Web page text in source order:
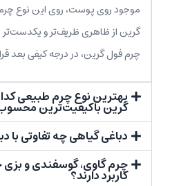
موجود روی پوست، روی این نوع
گرین از ظاهری ظریف‌تر و یکدست‌تر
چرم فول گرین، در درجه کیفی بعد
بهترین نوع چرم طبیعی
گرین باکیفیت‌ترین
دباغی گیاهی چه تفاوتی با
چرم گاوی، گوسفندی و بزی
کاربرد دارند؟